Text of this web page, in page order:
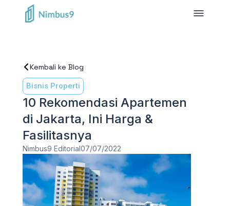
Kembali ke Blog
Bisnis Properti
10 Rekomendasi Apartemen
di Jakarta, Ini Harga &
Fasilitasnya
Nimbus9 Editorial07/07/2022